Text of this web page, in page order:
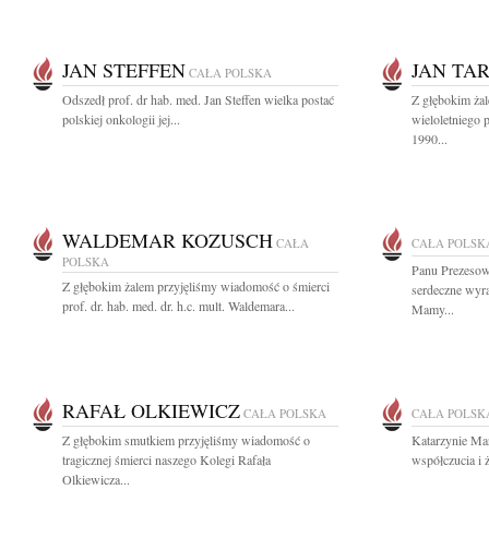
JAN STEFFEN CAŁA POLSKA
Odszedł prof. dr hab. med. Jan Steffen wielka postać
polskiej onkologii jej...
JAN
Z głębokim
wieloletniego
1990...
WALDEMAR KOZUSCH CAŁA
POLSKA
Z głębokim żalem przyjęliśmy wiadomość o śmierci
prof. dr. hab. med. dr. h.c. mult. Waldemara...
CAŁA
Panu
serdeczne
Mamy...
RAFAŁ OLKIEWICZ CAŁA POLSKA
Z głębokim smutkiem przyjęliśmy wiadomość o
tragicznej śmierci naszego Kolegi Rafała
Olkiewicza...
CAŁA
Katarzynie
współczucia i